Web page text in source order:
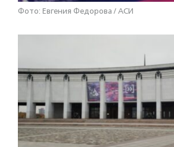
Фото: Евгения Федорова / АСИ